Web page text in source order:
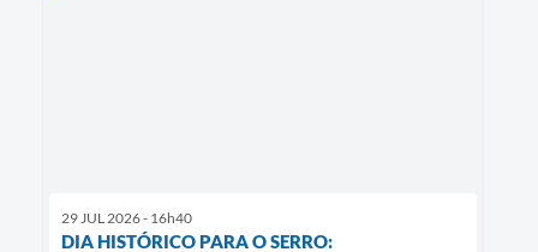
29 JUL 2026 - 16h40
DIA HISTÓRICO PARA O SERRO: